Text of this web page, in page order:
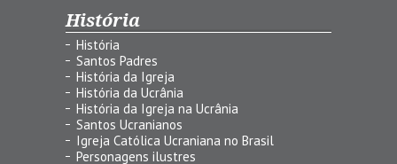
História
História
Santos Padres
História da Igreja
História da Ucrânia
História da Igreja na Ucrânia
Santos Ucranianos
Igreja Católica Ucraniana no Brasil
Personagens ilustres